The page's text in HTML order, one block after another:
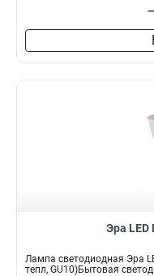
Эра LED
Лампа светодиодная Эра
тепл, GU10)Бытовая